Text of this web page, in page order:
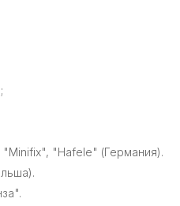
"Hafele" (Германия).